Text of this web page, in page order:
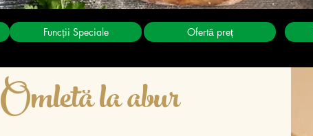
Funcții Speciale Ofertă preț
Omletă la abur